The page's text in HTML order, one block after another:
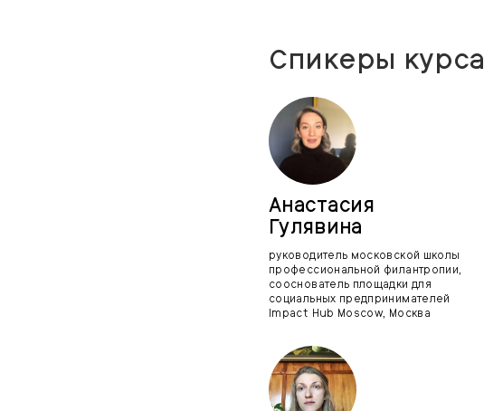
Спикеры курса
Анастасия
Гулявина
руководитель московской школы
профессиональной филантропии,
сооснователь площадки для
социальных предпринимателей
Impact Hub Moscow, Москва